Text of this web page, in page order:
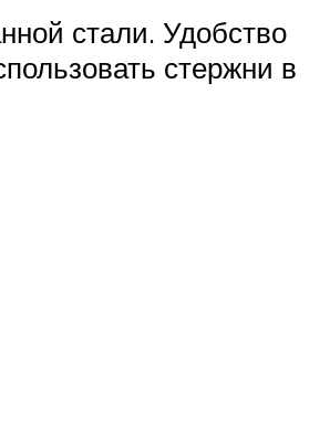
стали. Удобство
стержни в